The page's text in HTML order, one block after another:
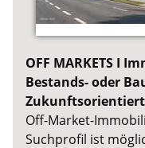
OFF MARKETS I
Bestands- oder
Off-Market-
Suchprofil ist